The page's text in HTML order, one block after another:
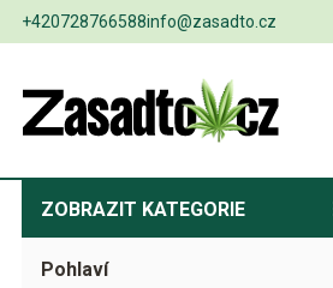
+420728766588info@zasadto.cz
ZOBRAZIT KATEGORIE
Pohlaví